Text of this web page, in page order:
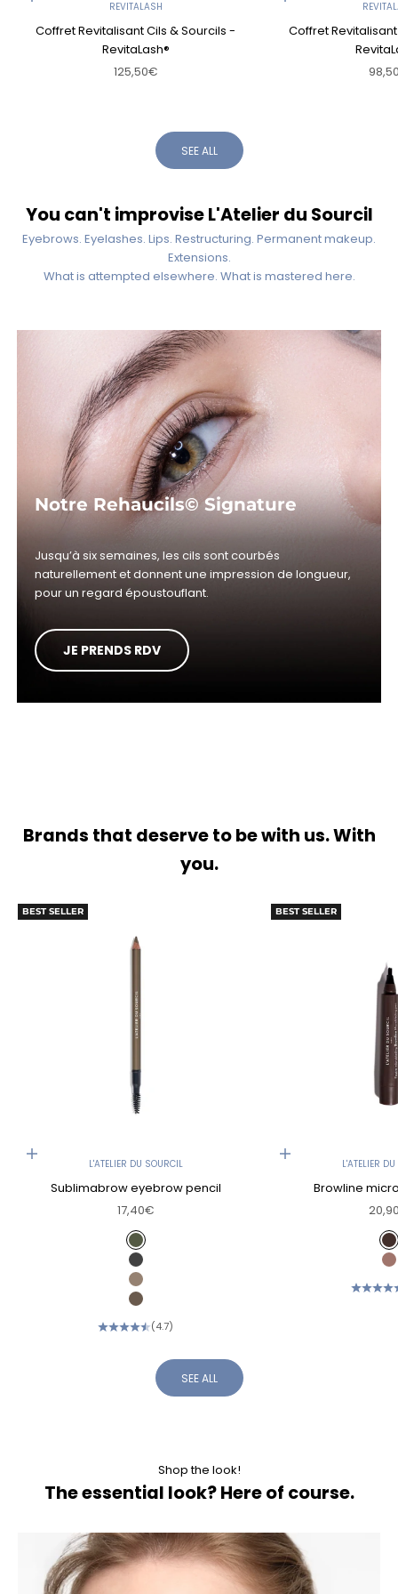
REVITALASH
Coffret Revitalisant Cils & Sourcils -
RevitaLash®
Sale price
125,50€
Coffret
SEE ALL
You can't improvise L'Atelier du Sourcil
Eyebrows. Eyelashes. Lips. Restructuring. Permanent makeup.
Extensions.
What is attempted elsewhere. What is mastered here.
Notre Rehaucils© Signature
Jusqu’à six semaines, les cils sont courbés
naturellement et donnent une impression de longueur,
pour un regard époustouflant.
JE PRENDS RDV
Brands that deserve to be with us. With
you.
BEST SELLER
Choose optionsL'ATELIER DU SOURCIL
Sublimabrow eyebrow pencil
Sale price
17,40€
Color
Almond
Ebony
Sand
Mole
(4.7)
BEST SELLER
Choose options
L'ATELIER
Browline
Sale
SEE ALL
Shop the look!
The essential look? Here of course.